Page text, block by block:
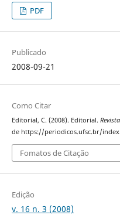
PDF
Publicado
2008-09-21
Como Citar
Editorial, C. (2008). Editorial.
de https://periodicos.ufsc.br/
Fomatos de Citação
Edição
v. 16 n. 3 (2008)